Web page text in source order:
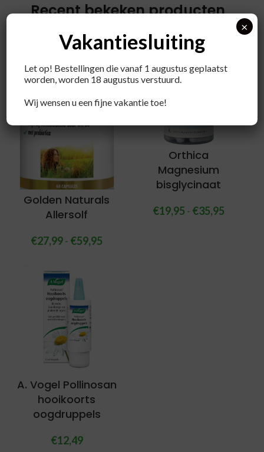
Recent bekeken producten
Golden Naturals
Allersolf
€27,99- €59,95
Orthica
Magnesium
bisglycinaat
€19,95 - €35,95
A. Vogel Pollinosan
hooikoorts
oogdruppels
€12,49
Vakantiesluiting
Let op! Bestellingen die vanaf 1 augustus geplaatst
worden, worden 18 augustus verstuurd.
Wij wensen u een fijne vakantie toe!
×